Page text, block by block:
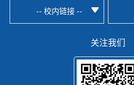
-- 校内链接 --
关注我们